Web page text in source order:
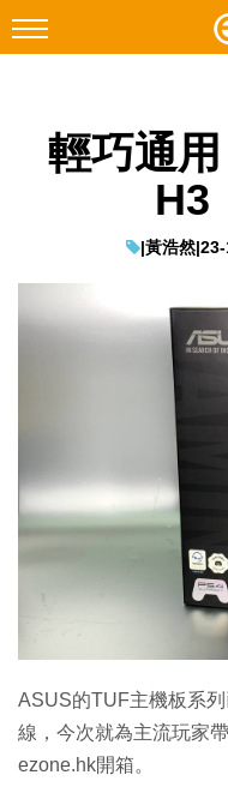
Facebook Instagram
遊戲動漫
生成式AI與雲端應用
Enterprise Digital
特集
輕巧通
H3
|黃浩然|
ASUS的TUF主機板系
線，今次就為主流玩家
ezone.hk開箱。